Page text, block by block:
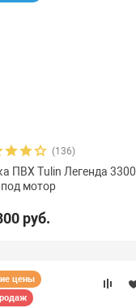
(136)
ПВХ Tulin Легенда 3300
под мотор
руб.
цены